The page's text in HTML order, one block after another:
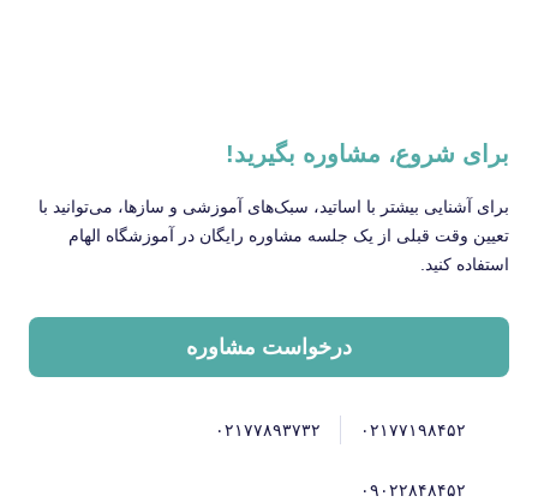
برای شروع، مشاوره بگیرید!
برای آشنایی بیشتر با اساتید، سبک‌های آموزشی و سازها، می‌توانید با
تعیین وقت قبلی از یک جلسه مشاوره رایگان در آموزشگاه الهام
استفاده کنید.
درخواست مشاوره
۰۲۱۷۷۱۹۸۴۵۲ ۰۲۱۷۷۸۹۳۷۳۲
۰۹۰۲۲۸۴۸۴۵۲